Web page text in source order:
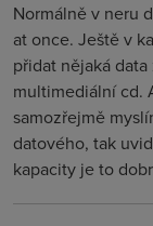
Normálně v neru
at once. Ještě v
přidat nějaká
multimediální cd.
samozřejmě
datového, tak
kapacity je to